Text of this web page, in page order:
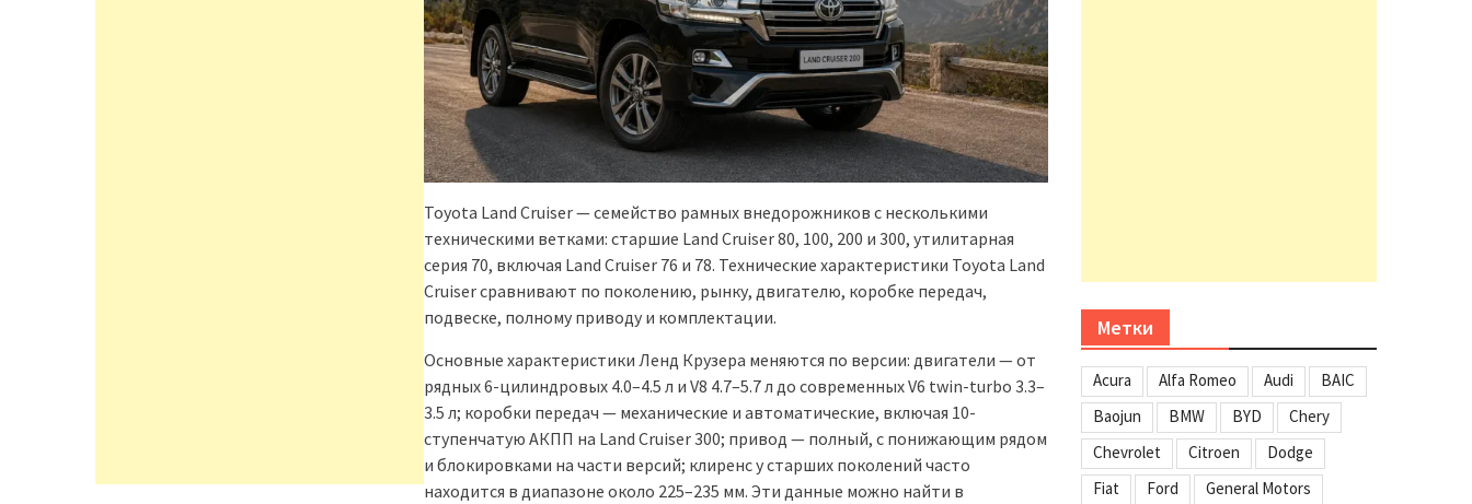
Toyota Land Cruiser — семейство рамных внедорожников с несколькими
техническими ветками: старшие Land Cruiser 80, 100, 200 и 300, утилитарная
серия 70, включая Land Cruiser 76 и 78. Технические характеристики Toyota Land
Cruiser сравнивают по поколению, рынку, двигателю, коробке передач,
подвеске, полному приводу и комплектации.
Основные характеристики Ленд Крузера меняются по версии: двигатели — от
рядных 6-цилиндровых 4.0–4.5 л и V8 4.7–5.7 л до современных V6 twin-turbo 3.3–
3.5 л; коробки передач — механические и автоматические, включая 10-
ступенчатую АКПП на Land Cruiser 300; привод — полный, с понижающим рядом
и блокировками на части версий; клиренс у старших поколений часто
находится в диапазоне около 225–235 мм. Эти данные можно найти в
Метки
Acura Alfa Romeo Audi
BAIC
Baojun
BMW BYD
Chery
Chevrolet
Citroen
Dodge
Fiat
Ford
General Motors